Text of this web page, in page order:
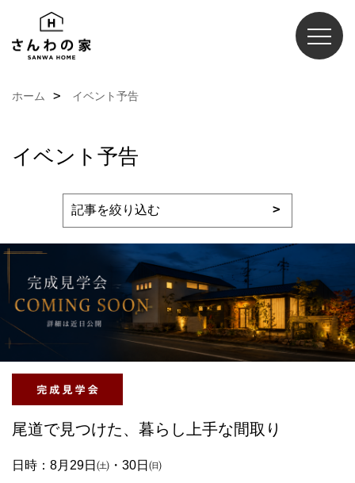
ホーム イベント予告
イベント予告
尾道で見つけた、暮らし上手な間取り
日時：8月29日㈯・30日㈰